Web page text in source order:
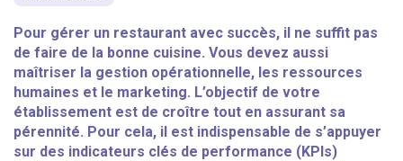
Pour gérer un restaurant avec succès, il ne suffit pas
de faire de la bonne cuisine. Vous devez aussi
maîtriser la gestion opérationnelle, les ressources
humaines et le marketing. L’objectif de votre
établissement est de croître tout en assurant sa
pérennité. Pour cela, il est indispensable de s’appuyer
sur des indicateurs clés de performance (KPIs)